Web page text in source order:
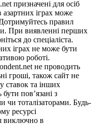
призначені для осіб
іграх може
правил
При виявленні перших
до спеціаліста.
іграх не може бути
роботі.
не проводить
гроші, також сайт не
ставок та інших
пов’язані з
чи тоталізаторами. Будь-
ресурсі
виключно в